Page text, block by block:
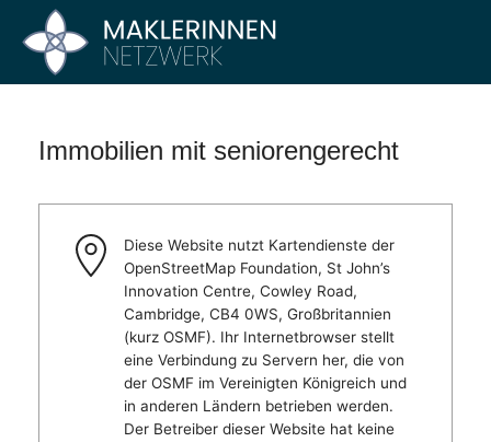
Inhalt
springenMaklerinnen
Vier
Büros
Netzwerk
Immobilien mit seniorengerecht
Diese Website nutzt Kartendienste der
OpenStreetMap Foundation, St John’s
Innovation Centre, Cowley Road,
Cambridge, CB4 0WS, Großbritannien
(kurz OSMF). Ihr Internetbrowser stellt
eine Verbindung zu Servern her, die von
der OSMF im Vereinigten Königreich und
in anderen Ländern betrieben werden.
Der Betreiber dieser Website hat keine